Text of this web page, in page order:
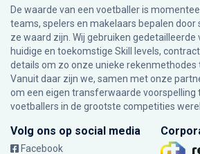
De waarde van een voetballer is
teams, spelers en makelaars bepalen
ze waard zijn. Wij gebruiken
huidige en toekomstige Skill levels,
details om zo onze unieke rekenmethodes
Vanuit daar zijn we, samen met onze
om een eigen transferwaarde voorspelling
voetballers in de grootste competities
Volg ons op social media
Facebook